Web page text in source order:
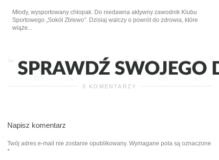
Młody, wysportowany chłopak. Do niedawna aktywny zawodnik Klubu
Sportowego „Sokół Zblewo”. Dzisiaj walczy o powrót do zdrowia, które
wiąże...
0 KOMENTARZY
Napisz komentarz
Twój adres e-mail nie zostanie opublikowany. Wymagane pola są oznaczone
*